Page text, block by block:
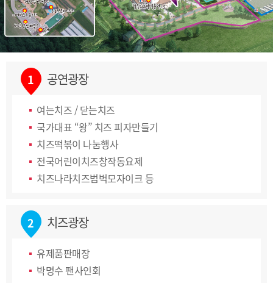
1 공연광장
여는치즈 / 닫는치즈
국가대표 “왕” 치즈 피자만들기
치즈떡볶이 나눔행사
전국어린이치즈창작동요제
치즈나라치즈범벅모자이크 등
2 치즈광장
유제품판매장
박명수 팬사인회